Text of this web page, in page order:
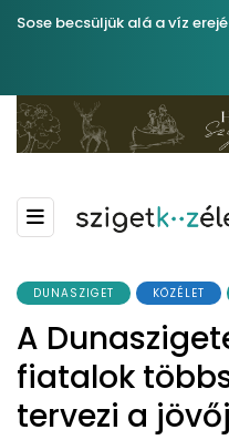
Sose becsüljük alá a víz
DUNASZIGET KÖZÉLET
A
fiatalok
tervezi a